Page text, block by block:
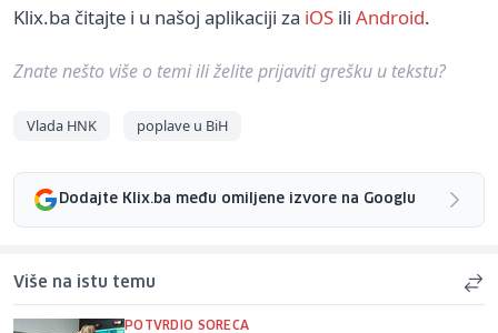
Klix.ba čitajte i u našoj aplikaciji za iOS ili Android.
Znate nešto više o temi ili želite prijaviti grešku u tekstu?
Vlada HNK poplave u BiH
Dodajte Klix.ba među omiljene izvore na Googlu
Više na istu temu
POTVRDIO SORECA